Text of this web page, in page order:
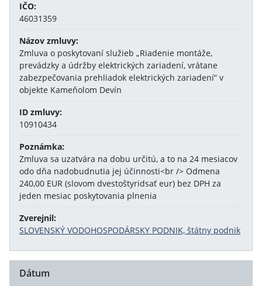
IČO:
46031359
Názov zmluvy:
Zmluva o poskytovaní služieb „Riadenie montáže,
prevádzky a údržby elektrických zariadení, vrátane
zabezpečovania prehliadok elektrických zariadení“ v
objekte Kameňolom Devín
ID zmluvy:
10910434
Poznámka:
Zmluva sa uzatvára na dobu určitú, a to na 24 mesiacov
odo dňa nadobudnutia jej účinnosti<br /> Odmena
240,00 EUR (slovom dvestoštyridsať eur) bez DPH za
jeden mesiac poskytovania plnenia
Zverejnil:
SLOVENSKÝ VODOHOSPODÁRSKY PODNIK, štátny podnik
Dátum